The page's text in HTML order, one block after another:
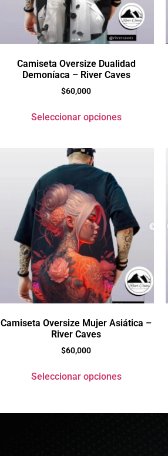
Camiseta Oversize Dualidad
Demoníaca – River Caves
$60,000
Seleccionar opciones
Camiseta Oversize Mujer Asiática –
River Caves
$60,000
Seleccionar opciones